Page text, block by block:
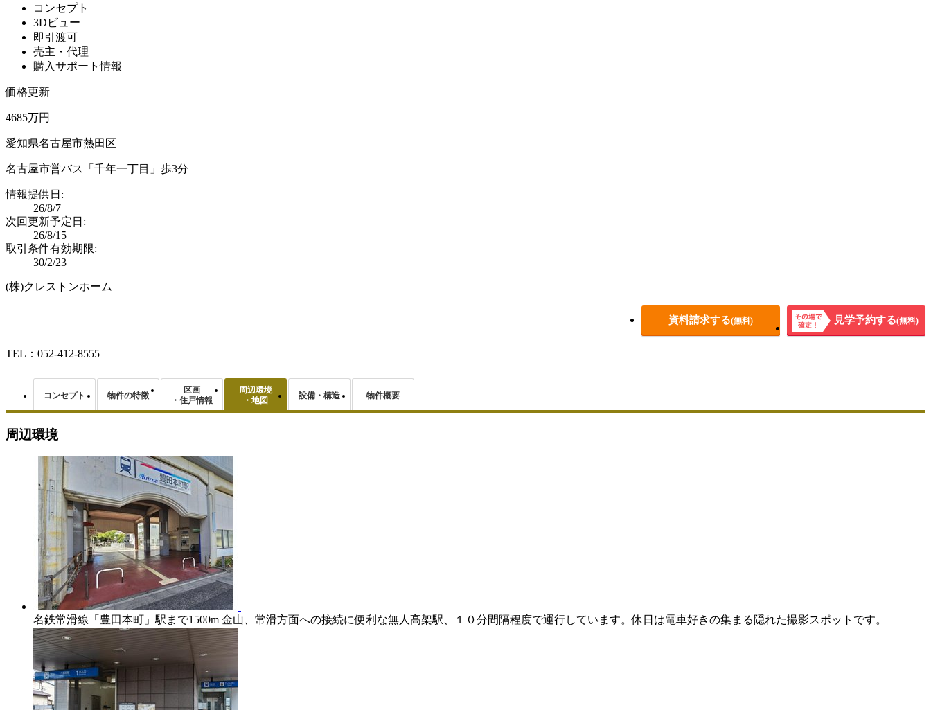
コンセプト
3Dビュー
即引渡可
売主・代理
購入サポート情報
価格更新
4685万円
愛知県名古屋市熱田区
名古屋市営バス「千年一丁目」歩3分
情報提供日:
26/8/7
次回更新予定日:
26/8/15
取引条件有効期限:
30/2/23
(株)クレストンホーム
資料請求する(無料)
その場
見学予約する(無料)
TEL：052-412-8555
コンセプト 物件の特徴
区画
・住戸情報
周辺環境
・地図
設備・構造 物件概要
周辺環境
名鉄常滑線「豊田本町」駅まで1500m 金山、常滑方面への接続に便利な無人高架駅、１０分間隔程度で運行しています。休日は電車好きの集まる隠れた撮影スポットです。